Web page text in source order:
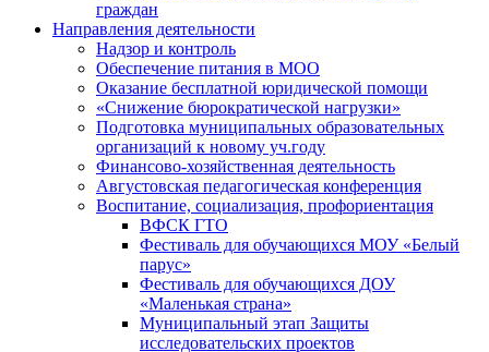
граждан
Направления деятельности
Надзор и контроль
Обеспечение питания в МОО
Оказание бесплатной юридической помощи
«Снижение бюрократической нагрузки»
Подготовка муниципальных образовательных
организаций к новому уч.году
Финансово-хозяйственная деятельность
Августовская педагогическая конференция
Воспитание, социализация, профориентация
ВФСК ГТО
Фестиваль для обучающихся МОУ «Белый
парус»
Фестиваль для обучающихся ДОУ
«Маленькая страна»
Муниципальный этап Защиты
исследовательских проектов